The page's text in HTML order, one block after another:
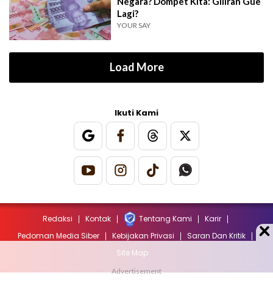
Lagi?
YOUR SAY
Load More
Ikuti Kami
Redaksi Kontak Tentang Kami
Karir
Pedoman Media Siber
Kebijakan Privasi
Saran Dan Kritik
Site Map